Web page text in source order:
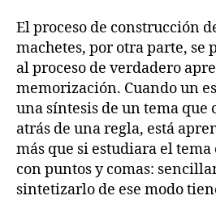
El proceso de construcción
machetes, por otra parte, se
al proceso de verdadero
memorización. Cuando un
una síntesis de un tema que
atrás de una regla, está
más que si estudiara el
con puntos y comas:
sintetizarlo de ese modo